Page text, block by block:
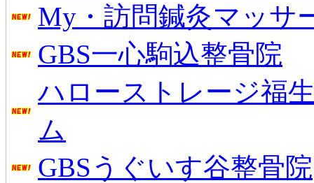
My・訪問鍼灸マッサ
GBS一心駒込整骨院
ハローストレージ福
ム
GBSうぐいす谷整骨院